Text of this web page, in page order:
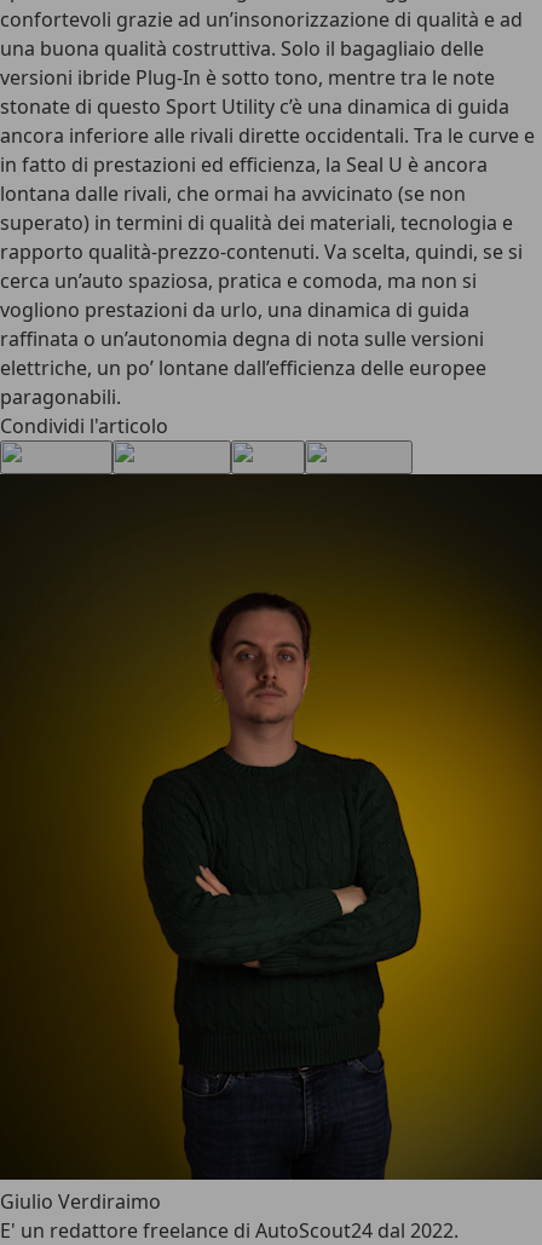
confortevoli grazie ad un’insonorizzazione di qualità e ad
una buona qualità costruttiva. Solo il bagagliaio delle
versioni ibride Plug-In è sotto tono, mentre tra le note
stonate di questo Sport Utility c’è una dinamica di guida
ancora inferiore alle rivali dirette occidentali. Tra le curve e
in fatto di prestazioni ed efficienza, la Seal U è ancora
lontana dalle rivali, che ormai ha avvicinato (se non
superato) in termini di qualità dei materiali, tecnologia e
rapporto qualità-prezzo-contenuti. Va scelta, quindi, se si
cerca un’auto spaziosa, pratica e comoda, ma non si
vogliono prestazioni da urlo, una dinamica di guida
raffinata o un’autonomia degna di nota sulle versioni
elettriche, un po’ lontane dall’efficienza delle europee
paragonabili.
Condividi l'articolo
Giulio Verdiraimo
E' un redattore freelance di AutoScout24 dal 2022.